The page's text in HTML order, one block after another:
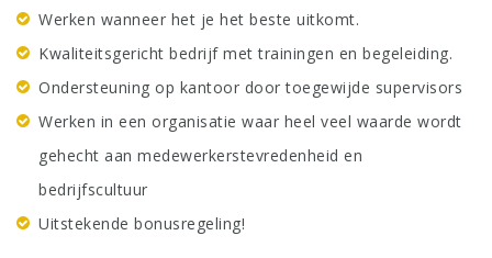
Werken wanneer het je het beste uitkomt.
Kwaliteitsgericht bedrijf met trainingen en begeleiding.
Ondersteuning op kantoor door toegewijde supervisors
Werken in een organisatie waar heel veel waarde wordt
gehecht aan medewerkerstevredenheid en
bedrijfscultuur
Uitstekende bonusregeling!